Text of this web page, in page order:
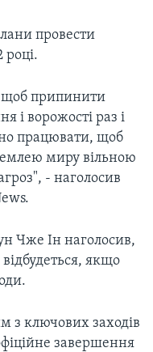
провести
році.
щоб припинити
і ворожості раз і
працювати, щоб
миру вільною
- наголосив
Чже Ін наголосив,
якщо
з ключових заходів
завершення